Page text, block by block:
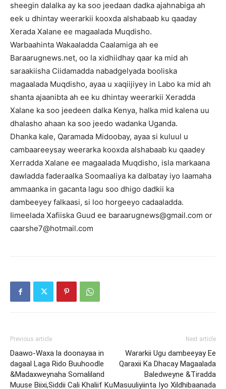
sheegin dalalka ay ka soo jeedaan dadka ajahnabiga ah
eek u dhintay weerarkii kooxda alshabaab ku qaaday
Xerada Xalane ee magaalada Muqdisho.
Warbaahinta Wakaaladda Caalamiga ah ee
Baraarugnews.net, oo la xidhiidhay qaar ka mid ah
saraakiisha Ciidamadda nabadgelyada booliska
magaalada Muqdisho, ayaa u xaqiijiyey in Labo ka mid ah
shanta ajaanibta ah ee ku dhintay weerarkii Xeradda
Xalane ka soo jeedeen dalka Kenya, halka mid kalena uu
dhalasho ahaan ka soo jeedo wadanka Uganda.
Dhanka kale, Qaramada Midoobay, ayaa si kuluul u
cambaareeysay weerarka kooxda alshabaab ku qaadey
Xerradda Xalane ee magaalada Muqdisho, isla markaana
dawladda faderaalka Soomaaliya ka dalbatay iyo laamaha
ammaanka in gacanta lagu soo dhigo dadkii ka
dambeeyey falkaasi, si loo horgeeyo cadaaladda.
Iimeelada Xafiiska Guud ee baraarugnews@gmail.com or
caarshe7@hotmail.com
Previous article
Daawo-Waxa la doonayaa in
dagaal Laga Rido Buuhoodle
&Madaxweynaha Somaliland
Muuse Biixi,Siddii Cali Khaliif Ku
Next article
Wararkii Ugu dambeeyay Ee
Qaraxii Ka Dhacay Magaalada
Baledweyne &Tiradda
Masuuliyiinta Iyo Xildhibaanada